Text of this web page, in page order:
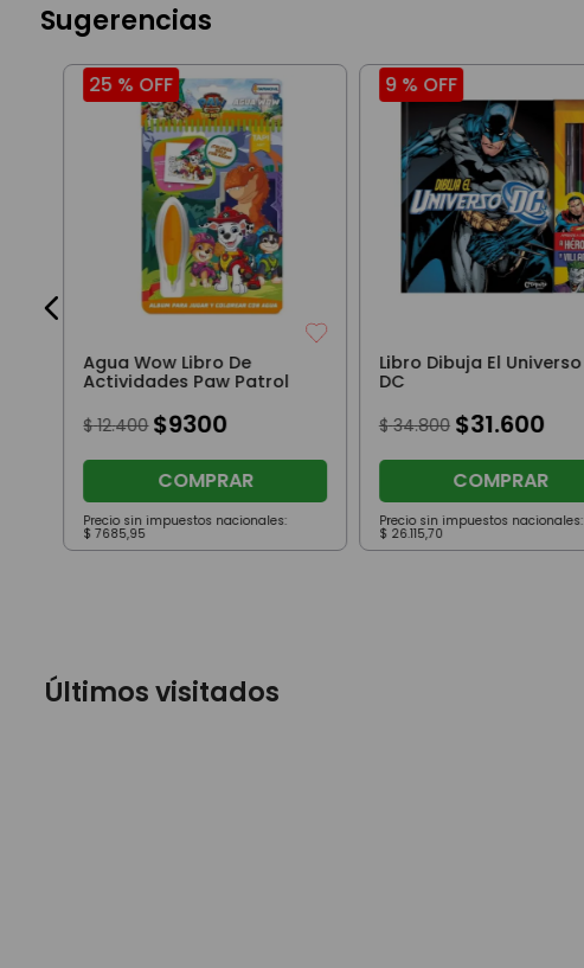
Sugerencias
25 % OFF
Agua Wow Libro De
Actividades Paw Patrol
$ 12.400 $9300
COMPRAR
Precio sin impuestos nacionales:
$ 7685,95
9 % OFF
Libro Dibuja El Universo
DC
$ 34.800 $31.600
COMPRAR
Precio sin impuestos nacionales:
$ 26.115,70
Últimos visitados